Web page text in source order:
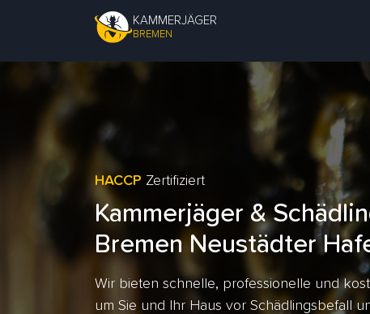
KAMMERJÄGER
BREMEN
HACCP Zertifiziert
Kammerjäger &
Bremen Neustädter
Wir bieten schnelle, professionelle und
um Sie und Ihr Haus vor Schädlingsbefall